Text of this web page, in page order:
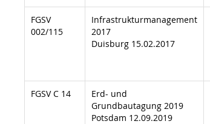
FGSV
002/115
Infrastrukturmanagement
2017
Duisburg 15.02.2017
FGSV C 14
Erd- und
Grundbautagung 2019
Potsdam 12.09.2019